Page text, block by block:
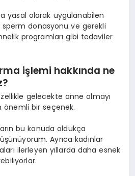
yasal olarak uygulanabilen
sperm donasyonu ve gerekli
programları gibi tedaviler
işlemi hakkında ne
gelecekte anne olmayı
önemli bir seçenek.
bu konuda oldukça
Ayrıca kadınlar
ilerleyen yıllarda daha esnek